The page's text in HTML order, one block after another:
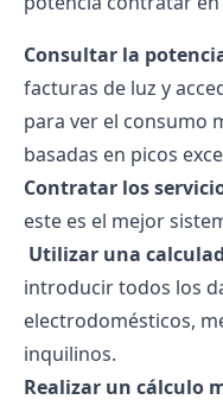
Consultar la
facturas de luz y
para ver el consumo
basadas en picos
Contratar los
este es el mejor
Utilizar una
introducir todos los
electrodomésticos,
inquilinos.
Realizar un cálculo